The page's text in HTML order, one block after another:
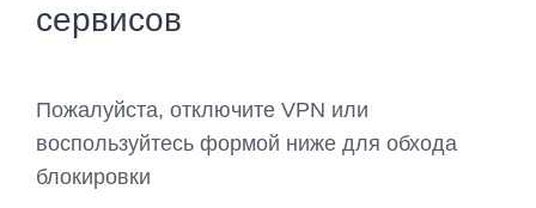
сервисов
Пожалуйста, отключите VPN или
воспользуйтесь формой ниже для обхода
блокировки